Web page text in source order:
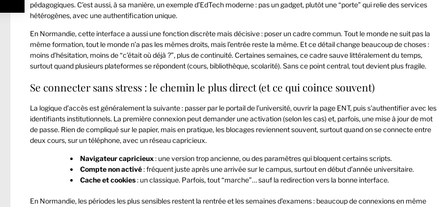
pédagogiques. C’est aussi, à sa manière, un exemple d’EdTech moderne : pas un gadget, plutôt une “porte” qui relie des services
hétérogènes, avec une authentification unique.
En Normandie, cette interface a aussi une fonction discrète mais décisive : poser un cadre commun. Tout le monde ne suit pas la
même formation, tout le monde n’a pas les mêmes droits, mais l’entrée reste la même. Et ce détail change beaucoup de choses :
moins d’hésitation, moins de “c’était où déjà ?”, plus de continuité. Certaines semaines, ce cadre sauve littéralement du temps,
surtout quand plusieurs plateformes se répondent (cours, bibliothèque, scolarité). Sans ce point central, tout devient plus fragile.
Se connecter sans stress : le chemin le plus direct (et ce qui coince souvent)
La logique d’accès est généralement la suivante : passer par le portail de l’université, ouvrir la page ENT, puis s’authentifier avec les
identifiants institutionnels. La première connexion peut demander une activation (selon les cas) et, parfois, une mise à jour de mot
de passe. Rien de compliqué sur le papier, mais en pratique, les blocages reviennent souvent, surtout quand on se connecte entre
deux cours, sur un téléphone, avec un réseau capricieux.
Navigateur capricieux: une version trop ancienne, ou des paramètres qui bloquent certains scripts.
Compte non activé: fréquent juste après une arrivée sur le campus, surtout en début d’année universitaire.
Cache et cookies: un classique. Parfois, tout “marche”… sauf la redirection vers la bonne interface.
En Normandie, les périodes les plus sensibles restent la rentrée et les semaines d’examens : beaucoup de connexions en même